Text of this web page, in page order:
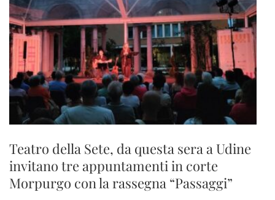
Teatro della Sete, da questa sera a Udine
invitano tre appuntamenti in corte
Morpurgo con la rassegna “Passaggi”